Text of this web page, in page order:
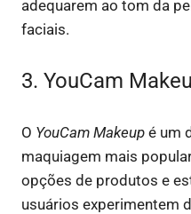
adequarem ao tom da
faciais.
3. YouCam
O YouCam Makeup é um
maquiagem mais
opções de produtos e
usuários experimentem